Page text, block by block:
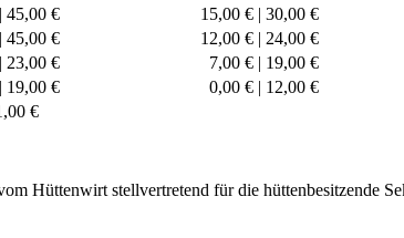
45,00 €
15,00 € | 30,00 €
45,00 €
12,00 € | 24,00 €
23,00 €
7,00 € | 19,00 €
19,00 €
0,00 € | 12,00 €
€
Hüttenwirt stellvertretend für die hüttenbesitzende